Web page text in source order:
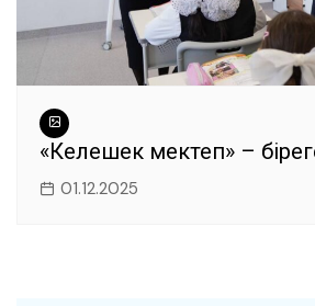
«Келешек мектеп» –
01.12.2025